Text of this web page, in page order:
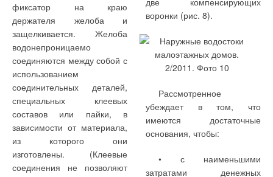
фиксатор на краю
держателя желоба и
защелкивается. Желоба
водонепроницаемо
соединяются между собой с
использованием
соединительных деталей,
специальных клеевых
составов или пайки, в
зависимости от материала,
из которого они
изготовлены. (Клеевые
соединения не позволяют
воронки (рис. 8).
Рассмотренное
убеждает в том, что
имеются достаточные
основания, чтобы:
• с наименьшими
затратами денежных